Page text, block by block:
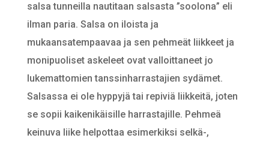
salsa tunneilla nautitaan salsasta ”soolona” eli
ilman paria. Salsa on iloista ja
mukaansatempaavaa ja sen pehmeät liikkeet ja
monipuoliset askeleet ovat valloittaneet jo
lukemattomien tanssinharrastajien sydämet.
Salsassa ei ole hyppyjä tai repiviä liikkeitä, joten
se sopii kaikenikäisille harrastajille. Pehmeä
keinuva liike helpottaa esimerkiksi selkä-,